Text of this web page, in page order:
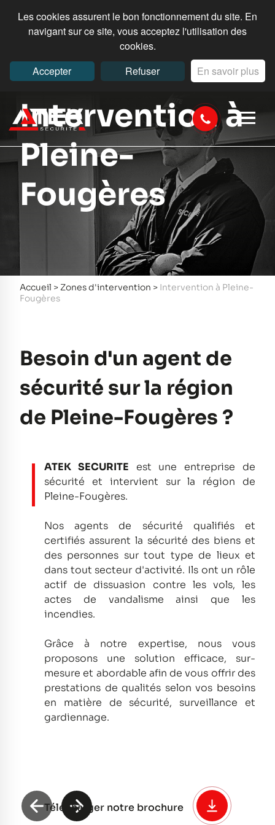
Les cookies assurent le bon fonctionnement du site. En
navigant sur ce site, vous acceptez l'utilisation des
cookies.
Accepter
Refuser En savoir plus
Intervention à
Pleine-
Fougères
Accueil > Zones d'intervention > Intervention à Pleine-
Fougères
Besoin d'un agent de
sécurité sur la région
de Pleine-Fougères ?
ATEK SECURITE est une entreprise de
sécurité et intervient sur la région de
Pleine-Fougères.
Nos agents de sécurité qualifiés et
certifiés assurent la sécurité des biens et
des personnes sur tout type de lieux et
dans tout secteur d'activité. Ils ont un rôle
actif de dissuasion contre les vols, les
actes de vandalisme ainsi que les
incendies.
Grâce à notre expertise, nous vous
proposons une solution efficace, sur-
mesure et abordable afin de vous offrir des
prestations de qualités selon vos besoins
en matière de sécurité, surveillance et
gardiennage.
Télécharger notre brochure